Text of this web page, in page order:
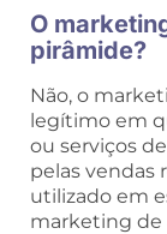
O
pirâmide?
Não, o
legítimo em
ou serviços
pelas vendas
utilizado em
marketing de